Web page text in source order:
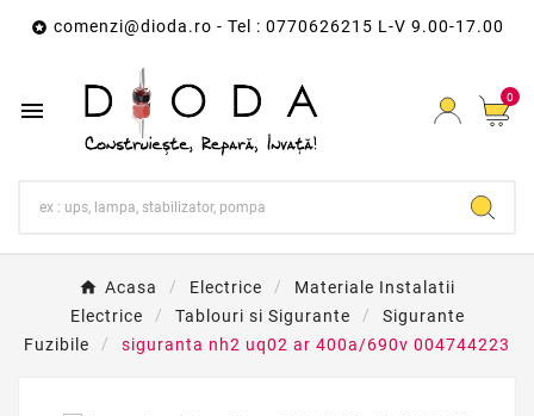
 comenzi@dioda.ro - Tel : 0770626215 L-V 9.00-17.00
 0
Acasa Electrice
Materiale Instalatii
Electrice
Tablouri si Sigurante
Sigurante
Fuzibile
siguranta nh2 uq02 ar 400a/690v 004744223